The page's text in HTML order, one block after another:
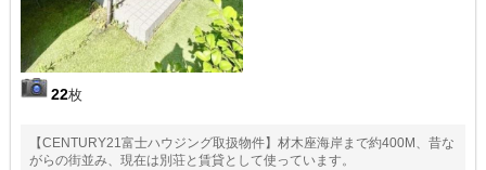
22枚
【CENTURY21富士ハウジング取扱物件】材木座海岸まで約400M、昔な
がらの街並み、現在は別荘と賃貸として使っています。